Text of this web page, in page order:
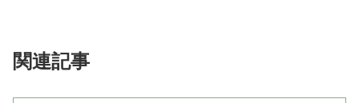
関連記事